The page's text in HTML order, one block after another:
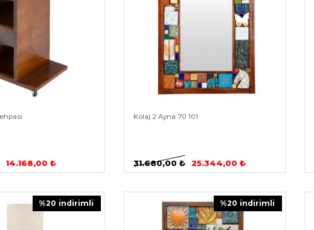
14.168,00 ₺
Kolaj 2 Ayna 70 101
31.680,00 ₺ 25.344,00 ₺
%20 i̇ndirimli %20 i̇ndirimli